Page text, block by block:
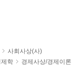
사회사상(사)
제학 경제사상/경제이론